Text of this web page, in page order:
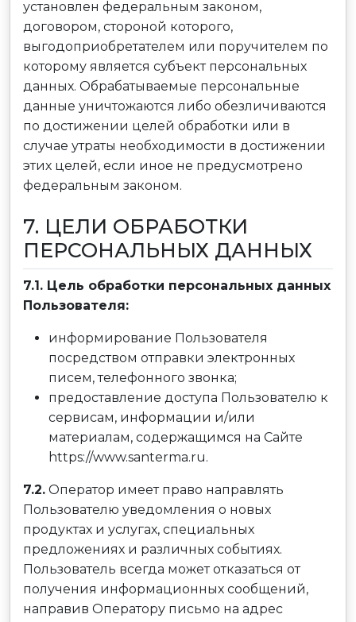
установлен федеральным законом,
договором, стороной которого,
выгодоприобретателем или поручителем по
которому является субъект персональных
данных. Обрабатываемые персональные
данные уничтожаются либо обезличиваются
по достижении целей обработки или в
случае утраты необходимости в достижении
этих целей, если иное не предусмотрено
федеральным законом.
7. ЦЕЛИ ОБРАБОТКИ
ПЕРСОНАЛЬНЫХ ДАННЫХ
7.1. Цель обработки персональных данных
Пользователя:
информирование Пользователя
посредством отправки электронных
писем, телефонного звонка;
предоставление доступа Пользователю к
сервисам, информации и/или
материалам, содержащимся на Сайте
https://www.santerma.ru.
7.2. Оператор имеет право направлять
Пользователю уведомления о новых
продуктах и услугах, специальных
предложениях и различных событиях.
Пользователь всегда может отказаться от
получения информационных сообщений,
направив Оператору письмо на адрес